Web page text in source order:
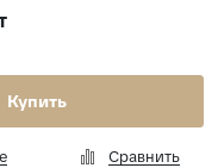
Купить
Сравнить